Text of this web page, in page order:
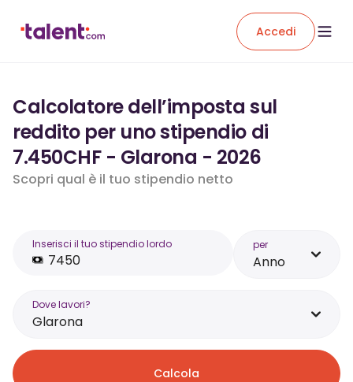
Accedi
Calcolatore dell’imposta sul
reddito per uno stipendio di
7.450CHF - Glarona - 2026
Scopri qual è il tuo stipendio netto
Inserisci il tuo stipendio lordo per
Anno
Dove lavori?
Glarona
Calcola